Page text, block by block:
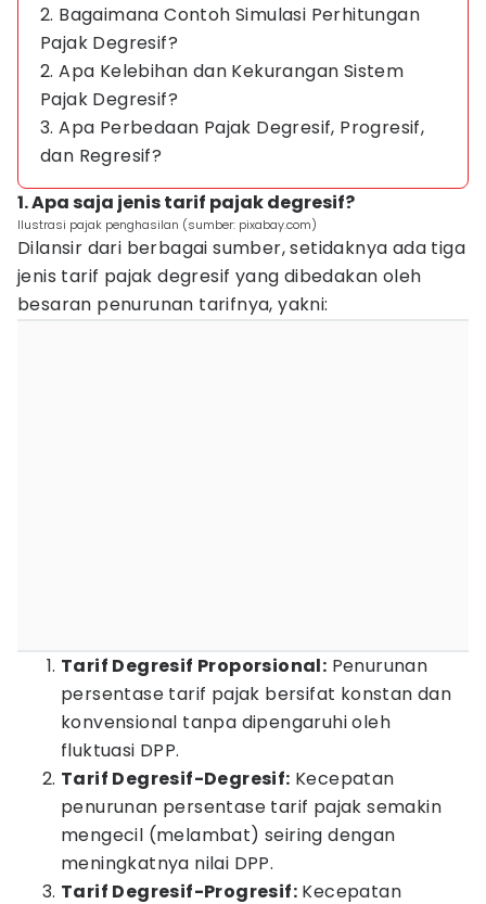
2. Bagaimana Contoh Simulasi Perhitungan
Pajak Degresif?
2. Apa Kelebihan dan Kekurangan Sistem
Pajak Degresif?
3. Apa Perbedaan Pajak Degresif, Progresif,
dan Regresif?
1. Apa saja jenis tarif pajak degresif?
Ilustrasi pajak penghasilan (sumber: pixabay.com)
Dilansir dari berbagai sumber, setidaknya ada tiga
jenis tarif pajak degresif yang dibedakan oleh
besaran penurunan tarifnya, yakni:
Tarif Degresif Proporsional: Penurunan
persentase tarif pajak bersifat konstan dan
konvensional tanpa dipengaruhi oleh
fluktuasi DPP.
Tarif Degresif-Degresif: Kecepatan
penurunan persentase tarif pajak semakin
mengecil (melambat) seiring dengan
meningkatnya nilai DPP.
Tarif Degresif-Progresif: Kecepatan